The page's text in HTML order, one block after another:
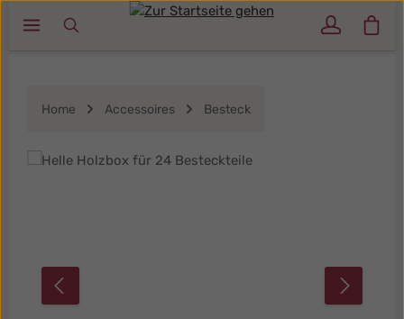
Zum Hauptinhalt springen
Home Accessoires Besteck
Bildergalerie überspringen